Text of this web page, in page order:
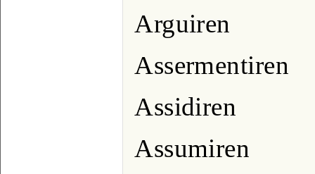
Arguiren
Assermentiren
Assidiren
Assumiren